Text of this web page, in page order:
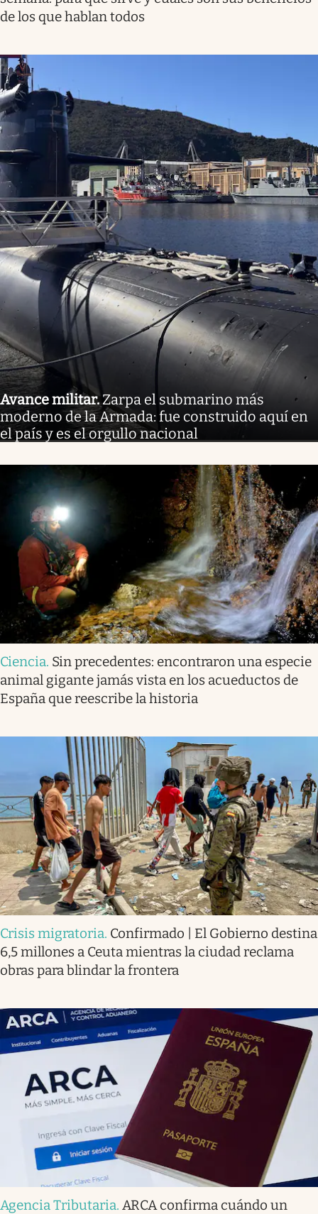
de los que hablan todos
Avance militar.Zarpa el submarino más
moderno de la Armada: fue construido aquí en
el país y es el orgullo nacional
Ciencia. Sin precedentes: encontraron una especie
animal gigante jamás vista en los acueductos de
España que reescribe la historia
Crisis migratoria. Confirmado | El Gobierno destina
6,5 millones a Ceuta mientras la ciudad reclama
obras para blindar la frontera
Agencia Tributaria. ARCA confirma cuándo un